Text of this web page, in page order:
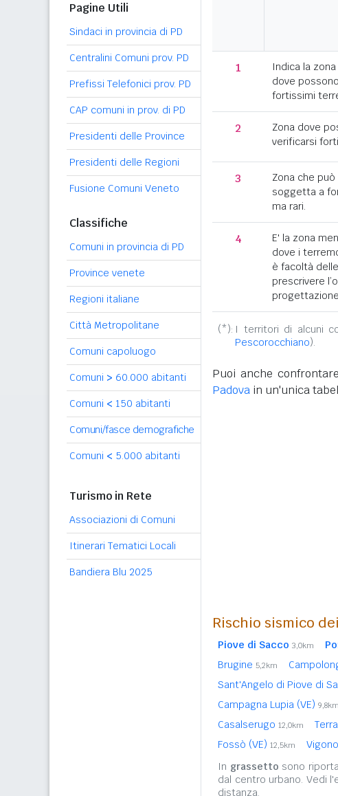
Pagine Utili
Sindaci in provincia di PD
Centralini Comuni prov. PD
Prefissi Telefonici prov. PD
CAP comuni in prov. di PD
Presidenti delle Province
Presidenti delle Regioni
Fusione Comuni Veneto
Classifiche
Comuni in provincia di PD
Province venete
Regioni italiane
Città Metropolitane
Comuni capoluogo
Comuni > 60.000 abitanti
Comuni < 150 abitanti
Comuni/fasce demografiche
Comuni < 5.000 abitanti
Turismo in Rete
Associazioni di Comuni
Itinerari Tematici Locali
Bandiera Blu 2025
1
Indica la
dove
fortissimi
2
Zona dove
verificarsi
3
Zona che
soggetta a
ma rari.
4
E' la zona
dove i
è facoltà
prescrivere
(*): I territori di alcuni
Pescorocchiano).
Puoi anche
Padova in un'unica
Rischio sismico
Piove di Sacco 3,0km
Brugine 5,2km
Sant'Angelo di Piove di
Campagna Lupia (VE) 9,8km
Casalserugo 12,0km
Fossò (VE) 12,5km
In grassetto sono
dal centro urbano. Vedi
distanza.